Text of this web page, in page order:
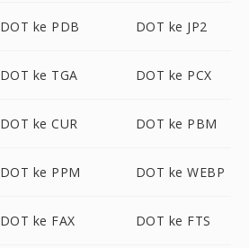
DOT ke PDB DOT ke JP2
DOT ke TGA DOT ke PCX
DOT ke CUR DOT ke PBM
DOT ke PPM DOT ke WEBP
DOT ke FAX DOT ke FTS